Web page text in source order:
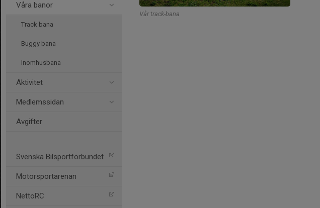
Våra banor
Track bana
Buggy bana
Inomhusbana
Aktivitet
Medlemssidan
Avgifter
Svenska Bilsportförbundet
Motorsportarenan
NettoRC
Vår track-bana